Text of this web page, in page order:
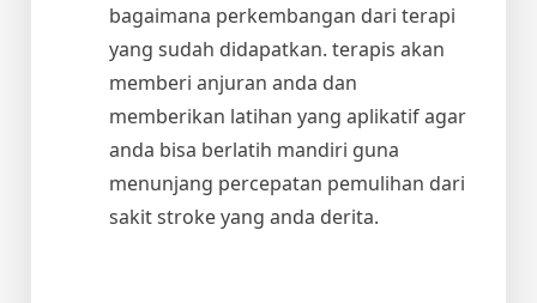
bagaimana perkembangan dari terapi
yang sudah didapatkan. terapis akan
memberi anjuran anda dan
memberikan latihan yang aplikatif agar
anda bisa berlatih mandiri guna
menunjang percepatan pemulihan dari
sakit stroke yang anda derita.